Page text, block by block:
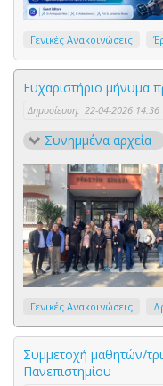
Γενικές Ανακοινώσεις
Ευχαριστήριο μήνυμα
Δημοσίευση: 22-04-2026 14:36
Συνημμένα αρχεία
Γενικές Ανακοινώσεις
Συμμετοχή μαθητών/
Πανεπιστημίου